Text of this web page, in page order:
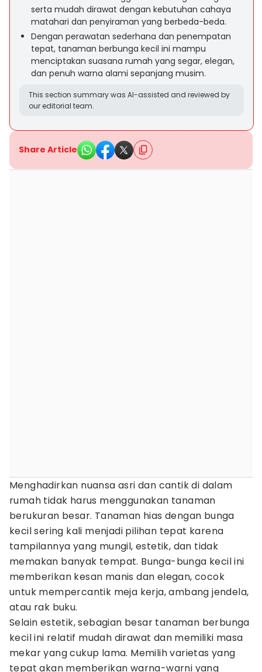
serta mudah dirawat dengan kebutuhan cahaya
matahari dan penyiraman yang berbeda-beda.
Dengan perawatan sederhana dan penempatan
tepat, tanaman berbunga kecil ini mampu
menciptakan suasana rumah yang segar, elegan,
dan penuh warna alami sepanjang musim.
This section summary was AI-assisted and reviewed by
our editorial team.
Share Article
Menghadirkan nuansa asri dan cantik di dalam
rumah tidak harus menggunakan tanaman
berukuran besar. Tanaman hias dengan bunga
kecil sering kali menjadi pilihan tepat karena
tampilannya yang mungil, estetik, dan tidak
memakan banyak tempat. Bunga-bunga kecil ini
memberikan kesan manis dan elegan, cocok
untuk mempercantik meja kerja, ambang jendela,
atau rak buku.
Selain estetik, sebagian besar tanaman berbunga
kecil ini relatif mudah dirawat dan memiliki masa
mekar yang cukup lama. Memilih varietas yang
tepat akan memberikan warna-warni yang